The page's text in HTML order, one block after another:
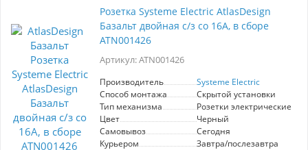
Розетка Systeme Electric AtlasDesign
Базальт двойная с/з со 16А, в сборе
ATN001426
Артикул: ATN001426
Производитель
Systeme Electric
Способ монтажа
Скрытой установки
Тип механизма
Розетки электрические
Цвет
Черный
Самовывоз
Сегодня
Курьером
Завтра/послезавтра